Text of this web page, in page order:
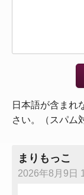
日本語が含まれ
さい。（スパム
まりもっこ
2026年8月9日